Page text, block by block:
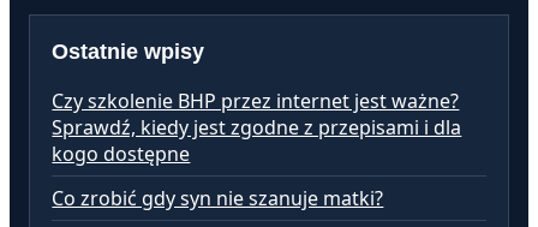
Ostatnie wpisy
Czy szkolenie BHP przez internet jest ważne?
Sprawdź, kiedy jest zgodne z przepisami i dla
kogo dostępne
Co zrobić gdy syn nie szanuje matki?